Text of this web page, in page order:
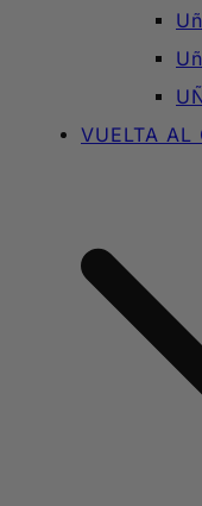
VUELTA AL